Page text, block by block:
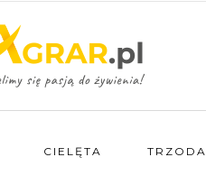
CIELĘTA TRZODA